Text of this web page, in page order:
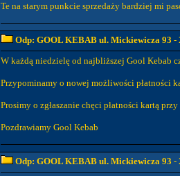
Te na starym punkcie sprzedaży bardziej mi
Odp: GOOL KEBAB ul. Mickiewicza 93 -
W każdą niedzielę od najbliższej Gool Kebab
Przypominamy o nowej możliwości płatności
Prosimy o zgłaszanie chęci płatności kartą
Pozdrawiamy Gool Kebab
Odp: GOOL KEBAB ul. Mickiewicza 93 -